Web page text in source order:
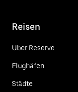
Reisen
Uber Reserve
Flughäfen
Städte